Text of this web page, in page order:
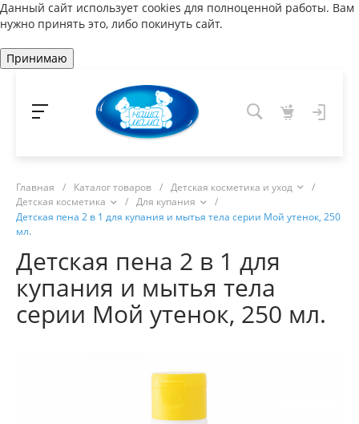
Данный сайт использует cookies для полноценной работы. Вам
нужно принять это, либо покинуть сайт.
Принимаю
Главная / Каталог товаров / Детская косметика и уход
/
Детская косметика
/ Для купания
/
Детская пена 2 в 1 для купания и мытья тела серии Мой утенок, 250
мл.
Детская пена 2 в 1 для
купания и мытья тела
серии Мой утенок, 250 мл.